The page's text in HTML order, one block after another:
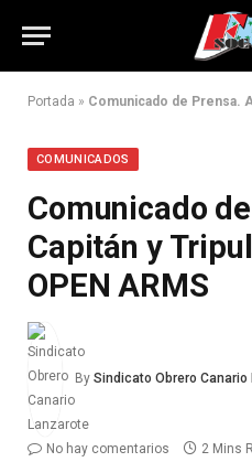
Portada » Comunicado de Prensa. Al
COMUNICADOS
Comunicado
Capitán y
OPEN ARMS
By Sindicato Obrero Canario
No hay comentarios 2 Mins